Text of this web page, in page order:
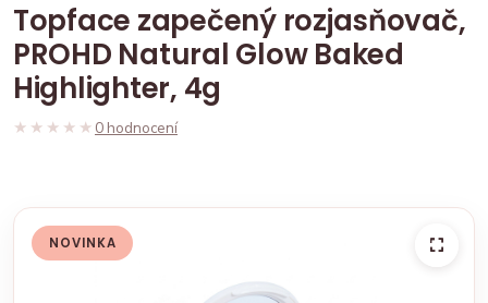
Topface zapečený rozjasňovač,
PROHD Natural Glow Baked
Highlighter, 4g
★★★★★
★★★★★ 0 hodnocení
NOVINKA